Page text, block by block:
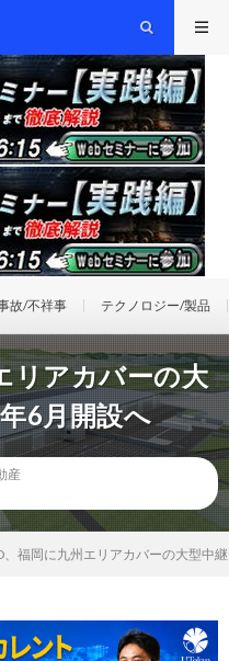
故/不祥事 テクノロジー/製品
リアカバーの大
6月開設へ
産
、福岡に九州エリアカバーの大型中